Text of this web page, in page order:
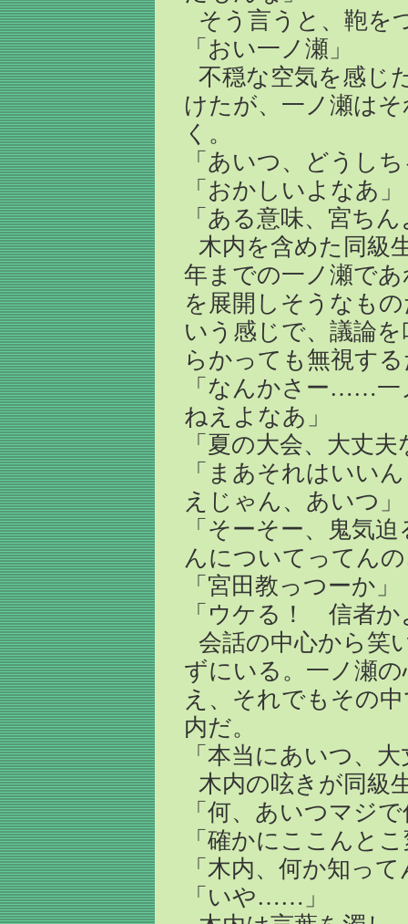
そう言うと、鞄を
「おい一ノ瀬」
不穏な空気を感じ
けたが、一ノ瀬は
く。
「あいつ、どうし
「おかしいよなあ」
「ある意味、宮ち
木内を含めた同級
年までの一ノ瀬で
を展開しそうなも
いう感じで、議論
らかっても無視す
「なんかさー……一
ねえよなあ」
「夏の大会、大丈
「まあそれはいい
えじゃん、あいつ」
「そーそー、鬼気
んについてってん
「宮田教っつーか」
「ウケる！ 信者か
会話の中心から笑
ずにいる。一ノ瀬
え、それでもその
内だ。
「本当にあいつ、
木内の呟きが同級
「何、あいつマジ
「確かにここんと
「木内、何か知っ
「いや……」